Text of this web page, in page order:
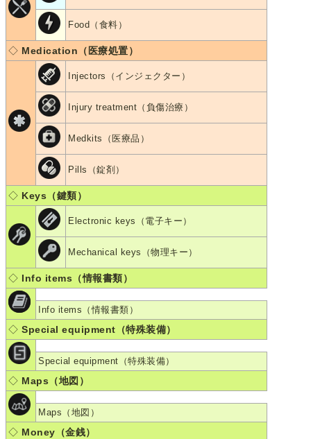
Food（食料）
◇ Medication（医療処置）
Injectors（インジェクター）
Injury treatment（負傷治療）
Medkits（医療品）
Pills（錠剤）
◇ Keys（鍵類）
Electronic keys（電子キー）
Mechanical keys（物理キー）
◇ Info items（情報書類）
Info items（情報書類）
◇Special equipment（特殊装備）
Special equipment（特殊装備）
◇ Maps（地図）
Maps（地図）
◇ Money（金銭）